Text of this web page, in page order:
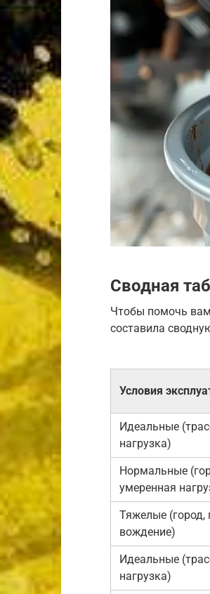
Сводная
Чтобы помочь
составила
Условия
Идеальные
нагрузка)
Нормальные
умеренная
Тяжелые (город,
вождение)
Идеальные
нагрузка)